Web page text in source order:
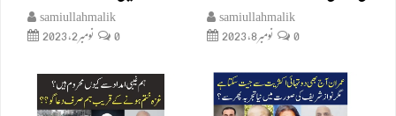
samiullahmalik
نومبر 8, 2023
0
samiullahmalik
نومبر 2, 2023
0